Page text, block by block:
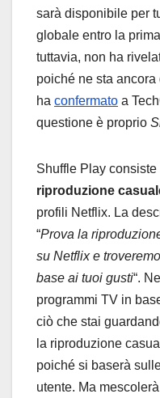
sarà disponibile per
globale entro la
tuttavia, non ha
poiché ne sta
ha confermato a
questione è proprio
Shuffle Play
riproduzione
profili Netflix. La
“Prova la
su Netflix e
base ai tuoi gusti“.
programmi TV in
ciò che stai
la riproduzione
poiché si baserà
utente. Ma